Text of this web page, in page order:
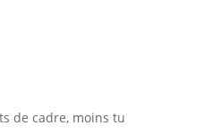
de cadre, moins tu